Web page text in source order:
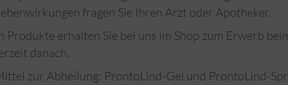
fragen Sie Ihren Arzt oder Apotheker.
Produkte erhalten Sie bei uns im Shop zum Erwerb
danach.
zur Abheilung: ProntoLind-Gel und ProntoLind-